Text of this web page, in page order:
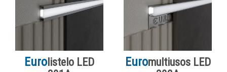
Euro listelo LED
Euromultiusos LED